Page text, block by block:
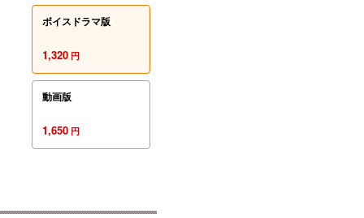
ボイスドラマ版
1,320 円
動画版
1,650 円